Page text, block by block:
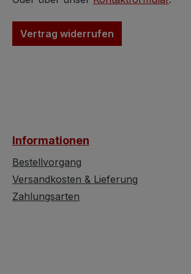
so besonders macht
exklusives Luxusobjekt
für gehobene Haushalte
oder Arztpraxen.
Während einfache
Waagen längst entsorgt
Vertrag widerrufen
Informationen
Bestellvorgang
Versandkosten & Lieferung
Zahlungsarten